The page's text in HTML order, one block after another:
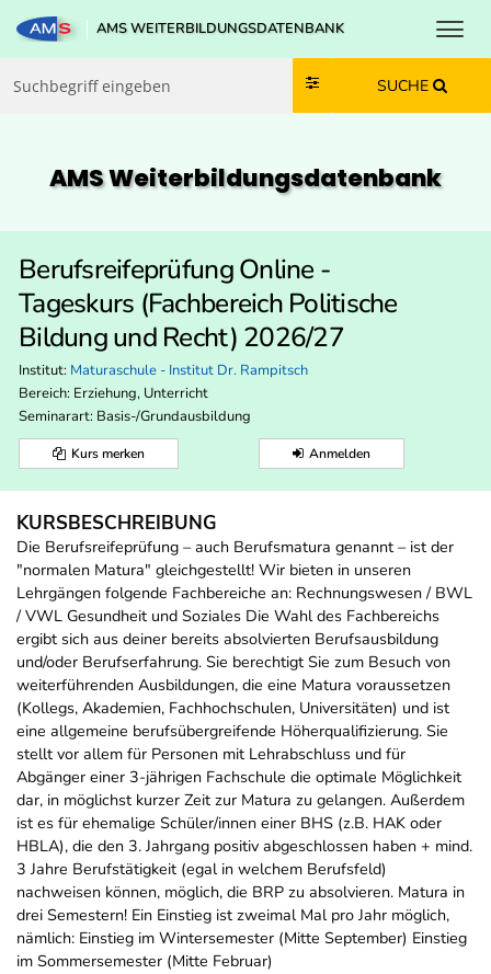
Zum Inhalt springen
Zum Navmenü springen
Zur Suche springen
Zur Footer springen
AMS WEITERBILDUNGSDATENBANK
SUCHE
AMS Weiterbildungs­datenbank
Berufsreifeprüfung Online -
Tageskurs (Fachbereich Politische
Bildung und Recht) 2026/27
Institut: Maturaschule - Institut Dr. Rampitsch
Bereich: Erziehung, Unterricht
Seminarart: Basis-/Grundausbildung
Kurs merken Anmelden
KURSBESCHREIBUNG
Die Berufsreifeprüfung – auch Berufsmatura genannt – ist der
"normalen Matura" gleichgestellt! Wir bieten in unseren
Lehrgängen folgende Fachbereiche an: Rechnungswesen / BWL
/ VWL Gesundheit und Soziales Die Wahl des Fachbereichs
ergibt sich aus deiner bereits absolvierten Berufsausbildung
und/oder Berufserfahrung. Sie berechtigt Sie zum Besuch von
weiterführenden Ausbildungen, die eine Matura voraussetzen
(Kollegs, Akademien, Fachhochschulen, Universitäten) und ist
eine allgemeine berufsübergreifende Höherqualifizierung. Sie
stellt vor allem für Personen mit Lehrabschluss und für
Abgänger einer 3-jährigen Fachschule die optimale Möglichkeit
dar, in möglichst kurzer Zeit zur Matura zu gelangen. Außerdem
ist es für ehemalige Schüler/innen einer BHS (z.B. HAK oder
HBLA), die den 3. Jahrgang positiv abgeschlossen haben + mind.
3 Jahre Berufstätigkeit (egal in welchem Berufsfeld)
nachweisen können, möglich, die BRP zu absolvieren. Matura in
drei Semestern! Ein Einstieg ist zweimal Mal pro Jahr möglich,
nämlich: Einstieg im Wintersemester (Mitte September) Einstieg
im Sommersemester (Mitte Februar)